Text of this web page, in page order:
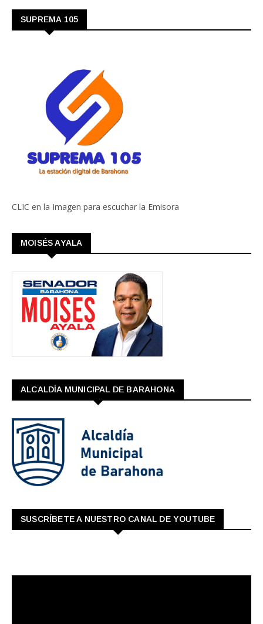
SUPREMA 105
CLIC en la Imagen para escuchar la Emisora
MOISÉS AYALA
ALCALDÍA MUNICIPAL DE BARAHONA
SUSCRÍBETE A NUESTRO CANAL DE YOUTUBE